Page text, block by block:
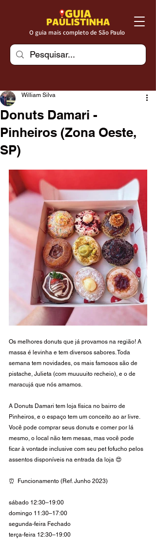
O guia mais completo de São Paulo
Donuts Damari -
Pinheiros (Zona Oeste,
SP)
William Silva
Os melhores donuts que já provamos na região! A
massa é levinha e tem diversos sabores. Toda
semana tem novidades, os mais famosos são de
pistache, Julieta (com muuuuito recheio), e o de
maracujá que nós amamos.
A Donuts Damari tem loja física no bairro de
Pinheiros, e o espaço tem um conceito ao ar livre.
Você pode comprar seus donuts e comer por lá
mesmo, o local não tem mesas, mas você pode
ficar à vontade inclusive com seu pet fofucho pelos
assentos disponíveis na entrada da loja 😍
⏰  Funcionamento (Ref. Junho 2023)
sábado 12:30–19:00
domingo 11:30–17:00
segunda-feira Fechado
terça-feira 12:30–19:00